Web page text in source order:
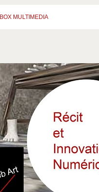
BOX MULTIMEDIA